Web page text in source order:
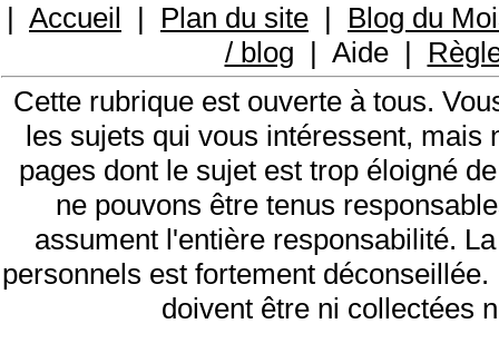
| Accueil | Plan du site | Blog du
/ blog | Aide|
Cette rubrique est ouverte à tous.
les sujets qui vous intéressent,
pages dont le sujet est trop éloigné
ne pouvons être tenus
assument l'entière responsabilité.
personnels est fortement
doivent être ni collectées